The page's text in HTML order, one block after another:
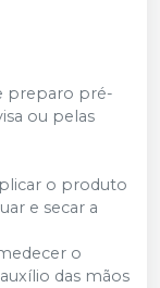
preparo pré-
ou pelas
o produto
e secar a
o
das mãos